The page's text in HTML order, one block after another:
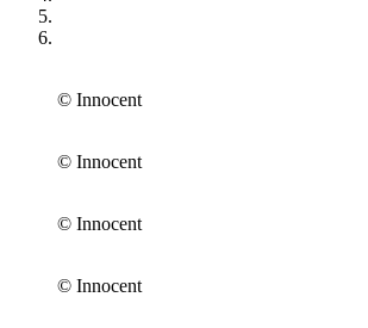
© Innocent
© Innocent
© Innocent
© Innocent